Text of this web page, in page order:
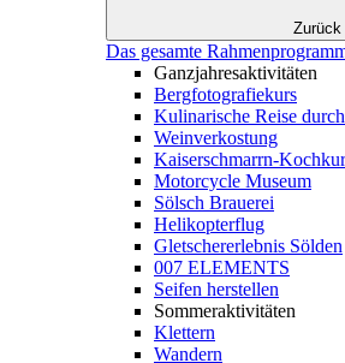
Zurück
Das gesamte
Ganzjahresaktivitäten
Bergfotografiekurs
Kulinarische Reise
Weinverkostung
Kaiserschmarrn-
Motorcycle Museum
Sölsch Brauerei
Helikopterflug
Gletschererlebnis Sölden
007 ELEMENTS
Seifen herstellen
Sommeraktivitäten
Klettern
Wandern